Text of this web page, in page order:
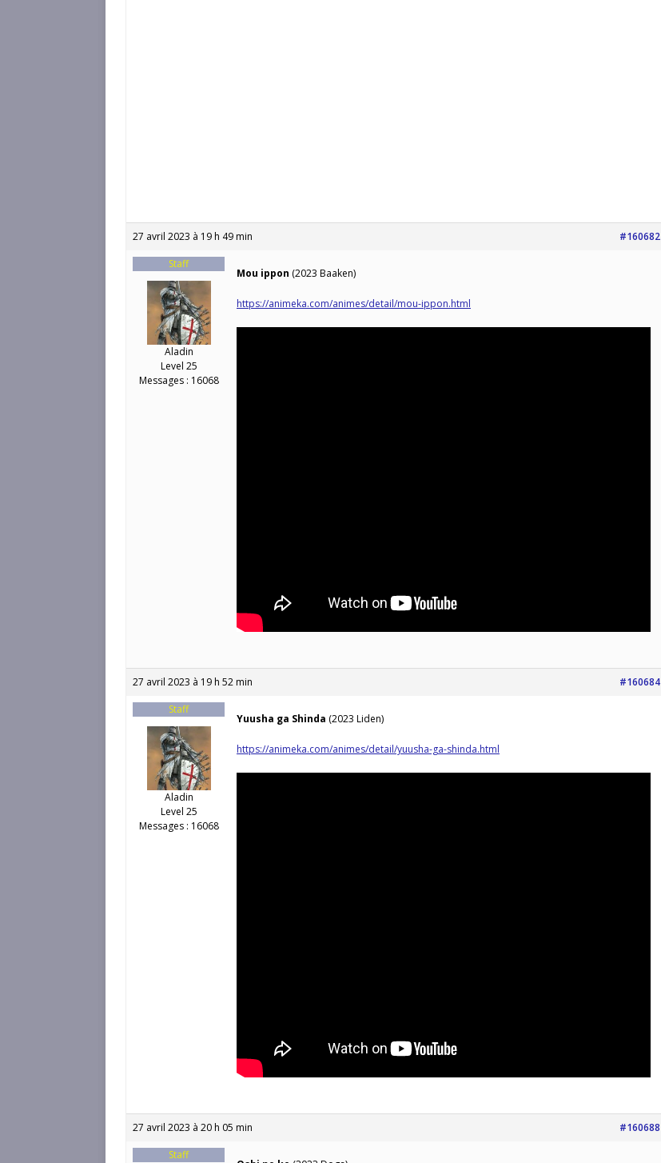
27 avril 2023 à 19 h 49 min
#160682
Staff
Aladin
Level 25
Messages : 16068
Mou ippon (2023 Baaken)
https://animeka.com/animes/detail/mou-ippon.html
27 avril 2023 à 19 h 52 min
#160684
Staff
Aladin
Level 25
Messages : 16068
Yuusha ga Shinda (2023 Liden)
https://animeka.com/animes/detail/yuusha-ga-shinda.html
27 avril 2023 à 20 h 05 min
#160688
Staff